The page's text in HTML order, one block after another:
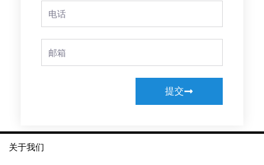
Phone
Email
提交
关于我们